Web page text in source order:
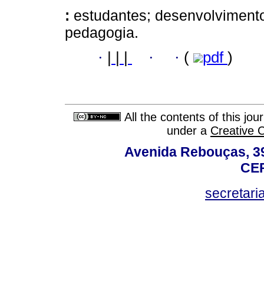
: estudantes;
pedagogia.
· · · ( pdf )
All the contents of this
under a Creative
Avenida Rebouças,